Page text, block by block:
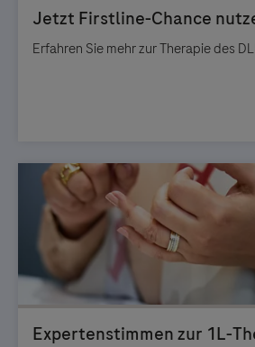
Erfahren Sie mehr zur Therapie des